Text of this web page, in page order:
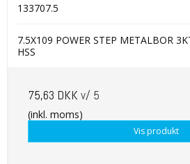
133707.5
7.5X109 POWER STEP METALBOR
HSS
75,63 DKK v/ 5
(inkl. moms)
Vis produkt